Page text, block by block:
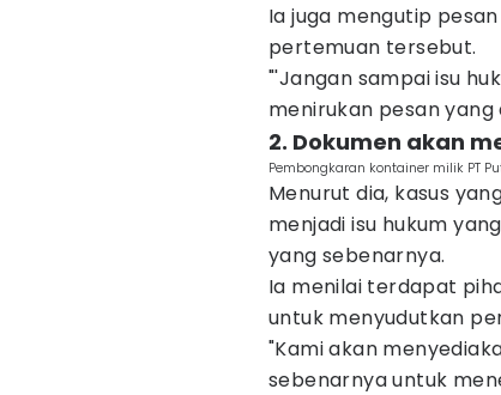
Ia juga mengutip
pertemuan tersebut.
"'Jangan sampai isu
menirukan pesan yang
2. Dokumen akan
Pembongkaran kontainer milik PT
Menurut dia, kasus
menjadi isu hukum
yang sebenarnya.
Ia menilai terdapat
untuk menyudutkan
"Kami akan
sebenarnya untuk